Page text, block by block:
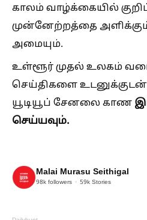
காலம் வாழ்க்கையில்
முன்னேற்றத்தை
அமையும்.
உள்ளூர் முதல் உலகம்
செய்திகளை உடனுக்குடன்
யூடியூப் சேனலை காண
செய்யவும்.
Malai Murasu Seithigal
98k followers 59k Stories